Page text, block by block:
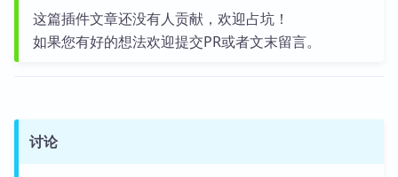
这篇插件文章还没有人贡献，欢迎占坑！
如果您有好的想法欢迎提交PR或者文末留言。
讨论